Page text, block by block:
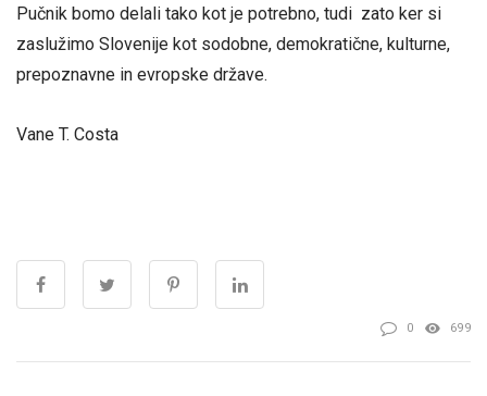
Pučnik bomo delali tako kot je potrebno, tudi zato ker si
zaslužimo Slovenije kot sodobne, demokratične, kulturne,
prepoznavne in evropske države.
Vane T. Costa
0 699